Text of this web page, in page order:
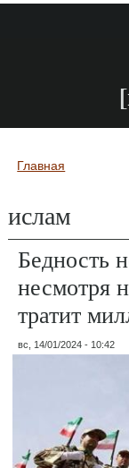
Вы здесь
Главная
ислам
Бедность
несмотря
тратит
вс, 14/01/2024 - 10:42